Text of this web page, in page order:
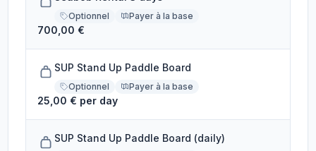
Optionnel Payer à la base
700,00 €
SUP Stand Up Paddle Board
Optionnel Payer à la base
25,00 € per day
SUP Stand Up Paddle Board (daily)